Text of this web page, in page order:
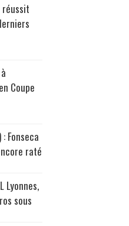
réussit
Coupe
Fonseca
raté
Lyonnes,
sous